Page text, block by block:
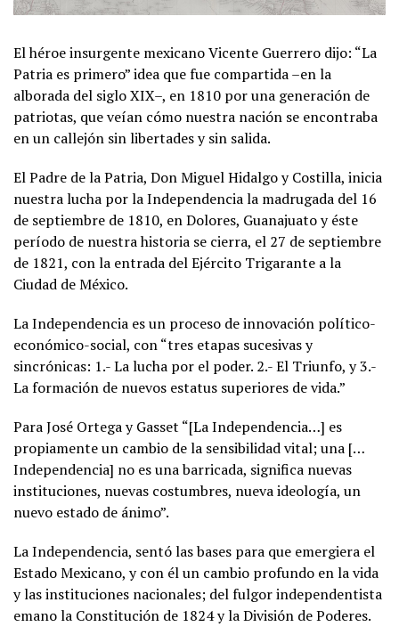
El héroe insurgente mexicano Vicente Guerrero dijo: “La
Patria es primero” idea que fue compartida –en la
alborada del siglo XIX–, en 1810 por una generación de
patriotas, que veían cómo nuestra nación se encontraba
en un callejón sin libertades y sin salida.
El Padre de la Patria, Don Miguel Hidalgo y Costilla, inicia
nuestra lucha por la Independencia la madrugada del 16
de septiembre de 1810, en Dolores, Guanajuato y éste
período de nuestra historia se cierra, el 27 de septiembre
de 1821, con la entrada del Ejército Trigarante a la
Ciudad de México.
La Independencia es un proceso de innovación político-
económico-social, con “tres etapas sucesivas y
sincrónicas: 1.- La lucha por el poder. 2.- El Triunfo, y 3.-
La formación de nuevos estatus superiores de vida.”
Para José Ortega y Gasset “[La Independencia…] es
propiamente un cambio de la sensibilidad vital; una […
Independencia] no es una barricada, significa nuevas
instituciones, nuevas costumbres, nueva ideología, un
nuevo estado de ánimo”.
La Independencia, sentó las bases para que emergiera el
Estado Mexicano, y con él un cambio profundo en la vida
y las instituciones nacionales; del fulgor independentista
emano la Constitución de 1824 y la División de Poderes.